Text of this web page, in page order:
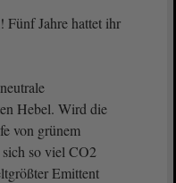
Jahre hattet ihr
Hebel. Wird die
von grünem
so viel CO2
Emittent